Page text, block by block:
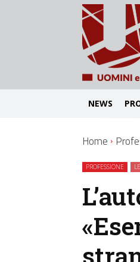
NEWS
Home
PROFESSIONE